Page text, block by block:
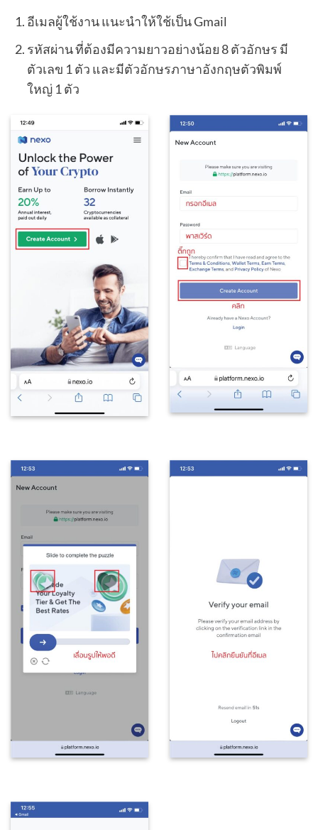
อีเมลผู้ใช้งาน แนะนำให้ใช้เป็น Gmail
รหัสผ่าน ที่ต้องมีความยาวอย่างน้อย 8 ตัวอักษร มี
ตัวเลข 1 ตัว และมีตัวอักษรภาษาอังกฤษตัวพิมพ์
ใหญ่ 1 ตัว